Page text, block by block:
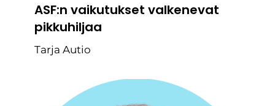
ASF:n vaikutukset valkenevat
pikkuhiljaa
Tarja Autio